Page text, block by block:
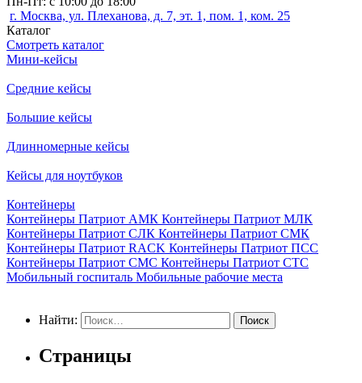
г. Москва, ул. Плеханова, д. 7, эт. 1, пом. 1, ком. 25
Каталог
Смотреть каталог
Мини-кейсы
Средние кейсы
Большие кейсы
Длинномерные кейсы
Кейсы для ноутбуков
Контейнеры
Контейнеры Патриот АМК Контейнеры Патриот МЛК
Контейнеры Патриот СЛК Контейнеры Патриот СМК
Контейнеры Патриот RACK Контейнеры Патриот ПСС
Контейнеры Патриот СМС Контейнеры Патриот СТС
Мобильный госпиталь Мобильные рабочие места
Найти:
Страницы